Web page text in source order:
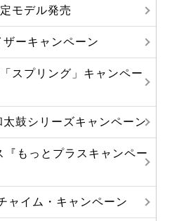
モデル発売
ーキャンペーン
スプリング」キャンペー
太鼓シリーズキャンペーン
『もっとプラスキャンペー
ャイム・キャンペーン